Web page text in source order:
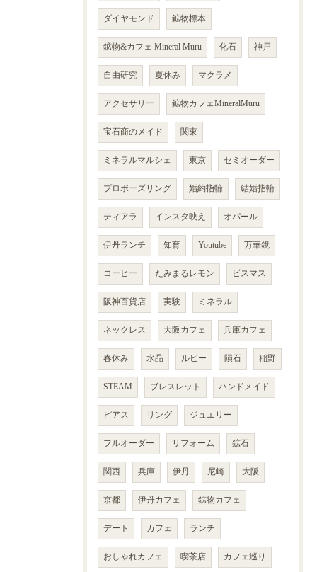
ダイヤモンド 鉱物標本
鉱物&カフェ Mineral Muru 化石 神戸
自由研究 夏休み マクラメ
アクセサリー 鉱物カフェMineralMuru
宝石商のメイド 関東
ミネラルマルシェ 東京 セミオーダー
プロポーズリング 婚約指輪 結婚指輪
ティアラ インスタ映え オパール
伊丹ランチ 知育 Youtube 万華鏡
コーヒー たみまるレモン ビスマス
阪神百貨店 実験 ミネラル
ネックレス 大阪カフェ 兵庫カフェ
春休み 水晶 ルビー 隕石 稲野
STEAM ブレスレット ハンドメイド
ピアス リング ジュエリー
フルオーダー リフォーム 鉱石
関西 兵庫 伊丹 尼崎 大阪
京都 伊丹カフェ 鉱物カフェ
デート カフェ ランチ
おしゃれカフェ 喫茶店 カフェ巡り